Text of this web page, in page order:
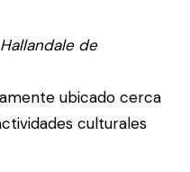
de
ubicado cerca
culturales